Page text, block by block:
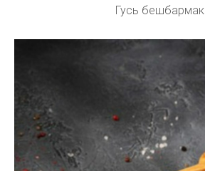
Гусь бешбармак